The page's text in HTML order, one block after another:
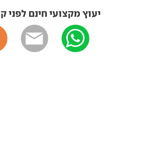
יעוץ מקצועי חינם לפני